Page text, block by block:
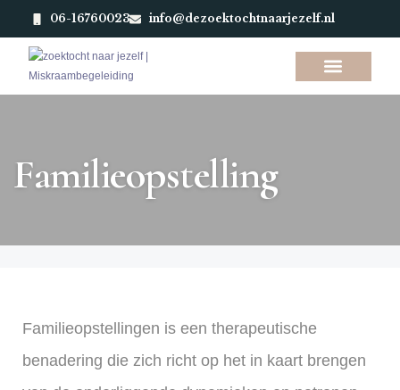
06-16760023 info@dezoektochtnaarjezelf.nl
Familieopstelling
Familieopstellingen is een therapeutische
benadering die zich richt op het in kaart brengen